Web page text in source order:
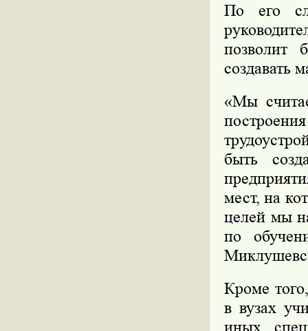
По его
позволит
создавать
«Мы
быть
мест, на
целей мы
по
Кроме
в вузах
иных